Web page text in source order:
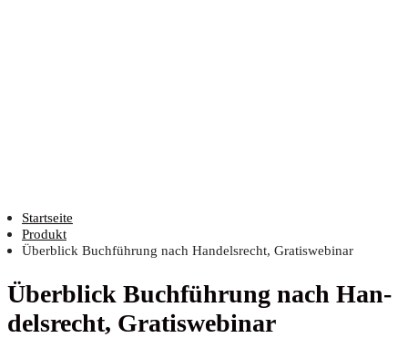
Startseite
Produkt
Überblick Buchführung nach Handelsrecht, Gratiswebinar
Über­blick Buch­füh­rung nach Han­
dels­recht, Gratiswebinar